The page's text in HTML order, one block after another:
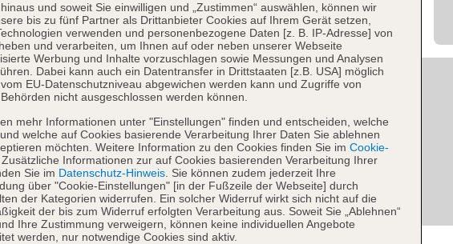
und soweit Sie einwilligen und „Zustimmen“ auswählen, können wir
bis zu fünf Partner als Drittanbieter Cookies auf Ihrem Gerät setzen,
verwenden und personenbezogene Daten [z. B. IP-Adresse] von
und verarbeiten, um Ihnen auf oder neben unserer Webseite
Werbung und Inhalte vorzuschlagen sowie Messungen und Analysen
Dabei kann auch ein Datentransfer in Drittstaaten [z.B. USA] möglich
EU-Datenschutzniveau abgewichen werden kann und Zugriffe von
nicht ausgeschlossen werden können.
mehr Informationen unter "Einstellungen" finden und entscheiden, welche
welche auf Cookies basierende Verarbeitung Ihrer Daten Sie ablehnen
möchten. Weitere Information zu den Cookies finden Sie im Cookie-
. Zusätzliche Informationen zur auf Cookies basierenden Verarbeitung Ihrer
Sie im Datenschutz-Hinweis . Sie können zudem jederzeit Ihre
über "Cookie-Einstellungen" [in der Fußzeile der Webseite] durch
der Kategorien widerrufen. Ein solcher Widerruf wirkt sich nicht auf die
der bis zum Widerruf erfolgten Verarbeitung aus. Soweit Sie „Ablehnen“
Ihre Zustimmung verweigern, können keine individuellen Angebote
werden, nur notwendige Cookies sind aktiv.